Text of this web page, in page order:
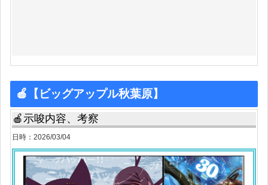
🍎【ビッグアップル秋葉原】
🍎示唆内容、考察
日時：2026/03/04